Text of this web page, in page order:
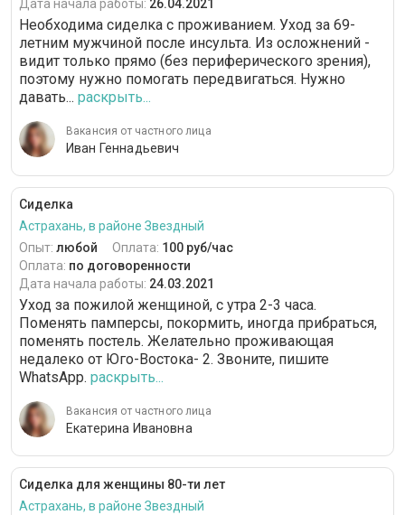
Дата начала работы: 26.04.2021
Необходима сиделка с проживанием. Уход за 69-
летним мужчиной после инсульта. Из осложнений -
видит только прямо (без периферического зрения),
поэтому нужно помогать передвигаться. Нужно
давать... раскрыть...
Вакансия от частного лица
Иван Геннадьевич
Сиделка
Астрахань, в районе Звездный
Опыт: любой Оплата: 100 руб/час
Оплата: по договоренности
Дата начала работы: 24.03.2021
Уход за пожилой женщиной, с утра 2-3 часа.
Поменять памперсы, покормить, иногда прибраться,
поменять постель. Желательно проживающая
недалеко от Юго-Востока- 2. Звоните, пишите
WhatsApp. раскрыть...
Вакансия от частного лица
Екатерина Ивановна
Сиделка для женщины 80-ти лет
Астрахань, в районе Звездный